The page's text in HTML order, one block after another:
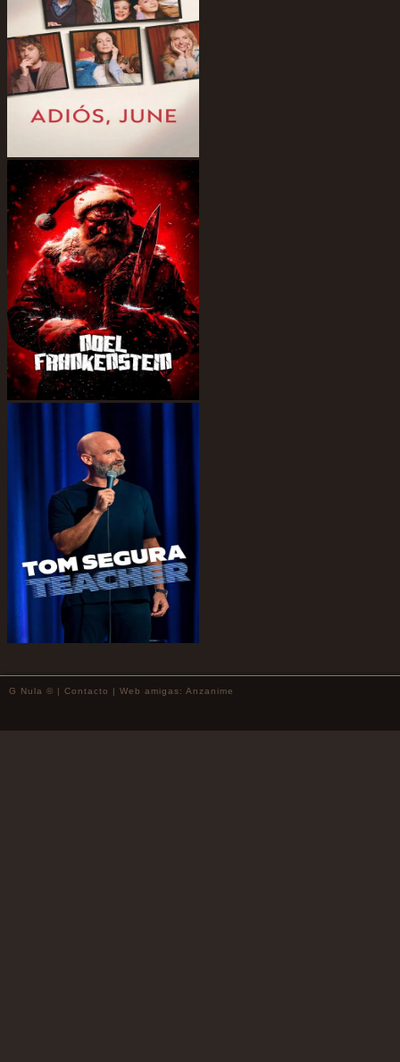
G Nula © | Contacto | Web amigas: Anzanime